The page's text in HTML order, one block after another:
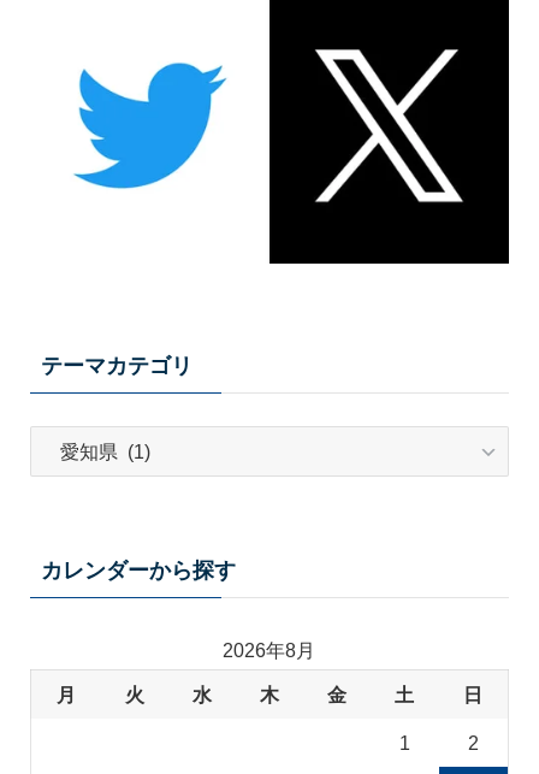
テーマカテゴリ
カレンダーから探す
2026年8月
月 火 水 木 金 土 日
1 2